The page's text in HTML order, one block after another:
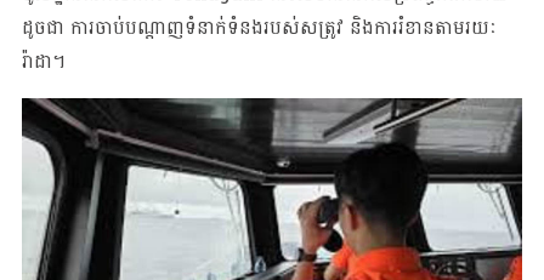
ដូចជា ការចាប់បណ្តាញទំនាក់ទំនងរបស់សត្រូវ និងការរំខានតាមរយៈ
រ៉ាដា។